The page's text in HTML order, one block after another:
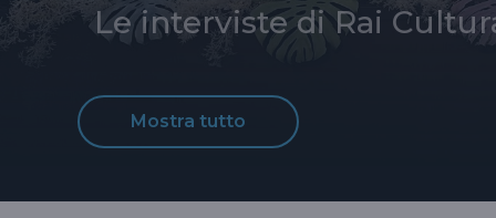
Le interviste di Rai
Mostra tutto